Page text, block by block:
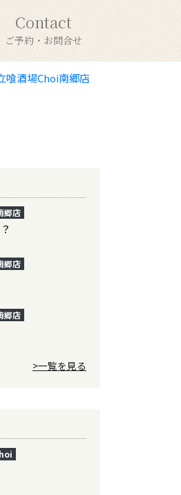
Contact
ご予約・お問合せ
喰酒場Choi南郷店
郷店
郷店
郷店
>一覧を見る